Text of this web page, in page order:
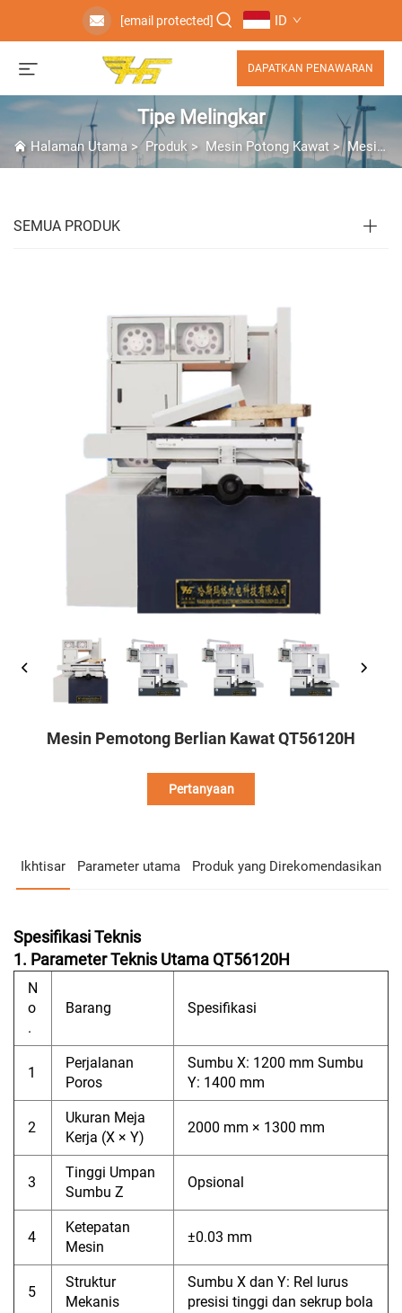
[email protected] ID
DAPATKAN PENAWARAN
Tipe Melingkar
Halaman Utama>Produk > Mesin Potong Kawat > Mesin Potong Kawat Berlian
SEMUA PRODUK
Mesin Pemotong Berlian Kawat QT56120H
Pertanyaan
Ikhtisar Parameter utama Produk yang Direkomendasikan
Spesifikasi Teknis
1. Parameter Teknis Utama QT56120H
N
o
.
Barang Spesifikasi
1
Perjalanan
Poros
Sumbu X: 1200 mm Sumbu
Y: 1400 mm
2
Ukuran Meja
Kerja (X × Y)
2000 mm × 1300 mm
3
Tinggi Umpan
Sumbu Z
Opsional
4
Ketepatan
Mesin
±0.03 mm
5
Struktur
Mekanis
Sumbu X dan Y: Rel lurus
presisi tinggi dan sekrup bola